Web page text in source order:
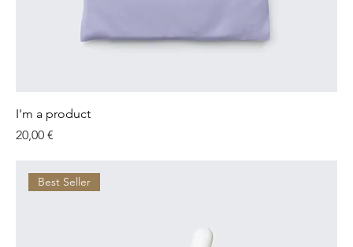
I'm a product
Preis
20,00 €
Best Seller